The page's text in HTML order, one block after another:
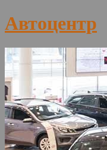
Автоцентр